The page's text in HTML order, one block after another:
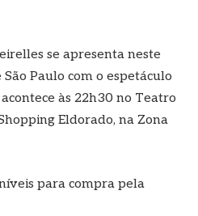
se apresenta neste
Paulo com o espetáculo
às 22h30 no Teatro
Eldorado, na Zona
para compra pela